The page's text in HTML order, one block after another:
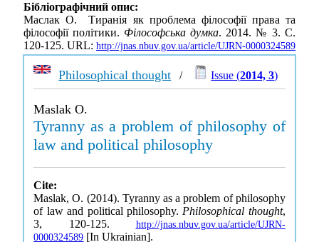
Бібліографічний опис:
Маслак О. Тиранія як проблема філософії права та
філософії політики. Філософська думка. 2014. № 3. С.
120-125. URL: http://jnas.nbuv.gov.ua/article/UJRN-0000324589
Philosophical thought / Issue (2014, 3)
Maslak O.
Tyranny as a problem of philosophy of
law and political philosophy
Cite:
Maslak, O. (2014). Tyranny as a problem of philosophy
of law and political philosophy. Philosophical thought,
3, 120-125. http://jnas.nbuv.gov.ua/article/UJRN-
0000324589 [In Ukrainian].